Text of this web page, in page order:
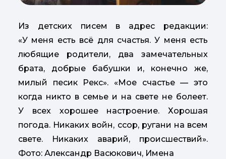
Из детских писем в адрес редакции:
«У меня есть всё для счастья. У меня есть
любящие родители, два замечательных
брата, добрые бабушки и, конечно же,
милый песик Рекс». «Мое счастье — это
когда никто в семье и на свете не болеет.
У всех хорошее настроение. Хорошая
погода. Никаких войн, ссор, ругани на всем
свете. Никаких аварий, происшествий».
Фото: Александр Васюкович, Имена